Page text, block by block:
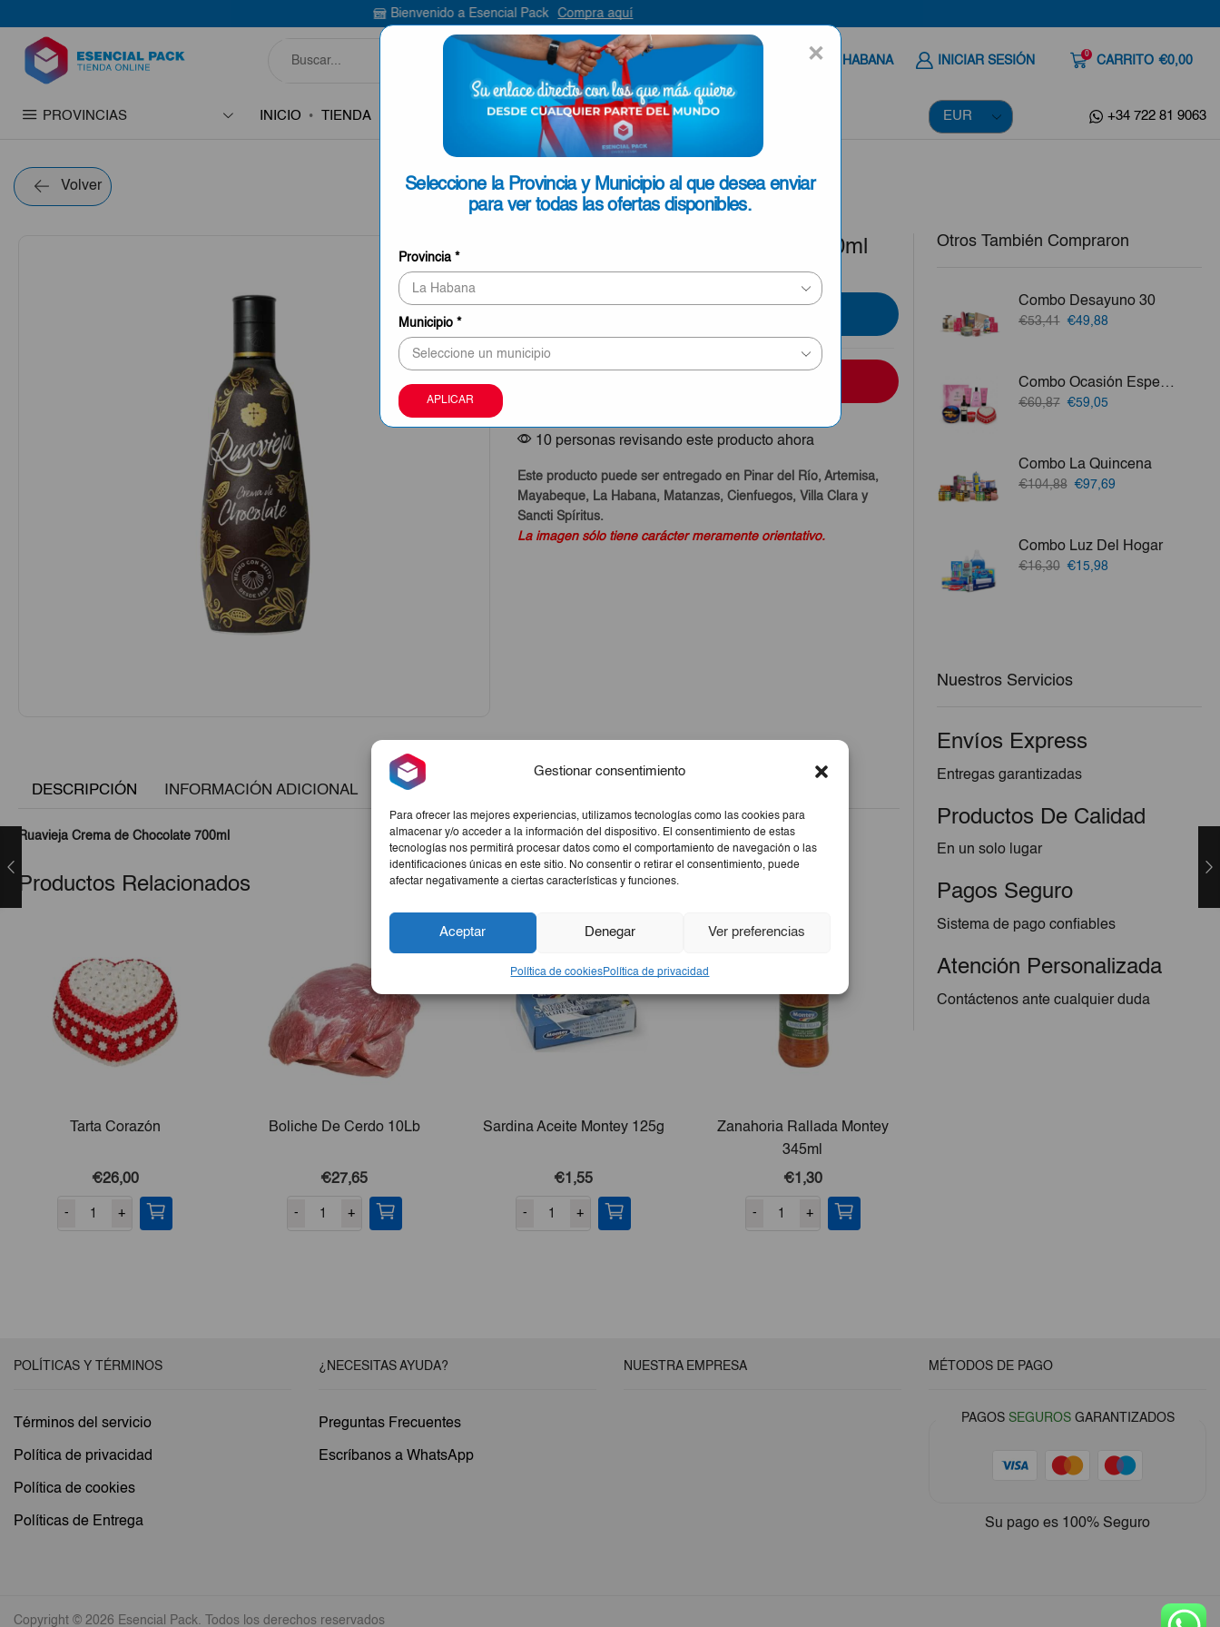
Gestionar consentimiento
Para ofrecer las mejores experiencias, utilizamos tecnologías como las cookies para
almacenar y/o acceder a la información del dispositivo. El consentimiento de estas
tecnologías nos permitirá procesar datos como el comportamiento de navegación o las
identificaciones únicas en este sitio. No consentir o retirar el consentimiento, puede
afectar negativamente a ciertas características y funciones.
Aceptar Denegar Ver preferencias
Política de cookiesPolítica de privacidad
×
Seleccione la Provincia y Municipio al que desea enviar
para ver todas las ofertas disponibles.
Provincia *
Municipio *
APLICAR
Bienvenido a Esencial Pack Compra aquí
SEARCH
INPUT
ENVIAR A LA HABANA INICIAR SESIÓN 0 CARRITO €0,00
PROVINCIAS INICIO TIENDA +34 722 81 9063
Volver
Ruavieja Crema de Chocolate 700ml
€10,85
Ruavieja
de
Chocolate
10 personas revisando este producto ahora
Este producto puede ser entregado en Pinar del Río, Artemisa,
Mayabeque, La Habana, Matanzas, Cienfuegos, Villa Clara y
Sancti Spíritus.
La imagen sólo tiene carácter meramente orientativo.
DESCRIPCIÓN INFORMACIÓN ADICIONAL
Ruavieja Crema de Chocolate 700ml
Productos Relacionados
Tarta Corazón
€26,00
- +
Boliche De Cerdo 10Lb
€27,65
- +
Sardina Aceite Montey 125g
€1,55
- +
Zanahoria Rallada Montey
345ml
€1,30
- +
Otros También Compraron
Combo Desayuno 30
€53,41 El
€53,41.
€49,88El
€49,88.
Combo Ocasión Especial
€60,87 El
€60,87.
€59,05El
€59,05.
Combo La Quincena
€104,88 El
€104,88.
€97,69El
€97,69.
Combo Luz Del Hogar
€16,30 El
€15,98El
Nuestros Servicios
Envíos Express
Entregas garantizadas
Productos De Calidad
En un solo lugar
Pagos Seguro
Sistema de pago confiables
Atención Personalizada
Contáctenos ante cualquier duda
POLÍTICAS Y TÉRMINOS
Términos del servicio
Política de privacidad
Política de cookies
Políticas de Entrega
¿NECESITAS AYUDA?
Preguntas Frecuentes
Escríbanos a WhatsApp
NUESTRA EMPRESA MÉTODOS DE PAGO
PAGOS SEGUROSGARANTIZADOS
Su pago es 100% Seguro
Copyright © 2026 Esencial Pack. Todos los derechos reservados